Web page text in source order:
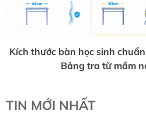
Kích thước bàn học sinh
Bảng tra từ mầm
TIN MỚI NHẤT